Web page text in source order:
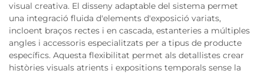
visual creativa. El disseny adaptable del sistema permet
una integració fluida d'elements d'exposició variats,
incloent braços rectes i en cascada, estanteries a múltiples
angles i accessoris especialitzats per a tipus de producte
específics. Aquesta flexibilitat permet als detallistes crear
històries visuals atrients i expositions temporals sense la